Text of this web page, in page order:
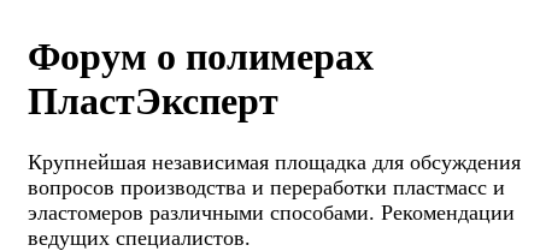
Форум о полимерах
ПластЭксперт
Крупнейшая независимая площадка для обсуждения
вопросов производства и переработки пластмасс и
эластомеров различными способами. Рекомендации
ведущих специалистов.